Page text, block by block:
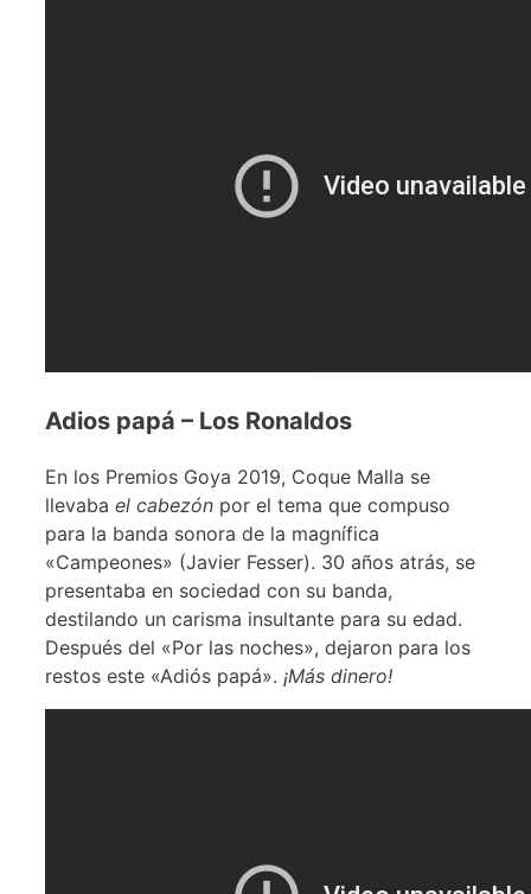
Adios papá – Los Ronaldos
En los Premios Goya 2019, Coque Malla se
llevaba el cabezón por el tema que compuso
para la banda sonora de la magnífica
«Campeones» (Javier Fesser). 30 años atrás, se
presentaba en sociedad con su banda,
destilando un carisma insultante para su edad.
Después del «Por las noches», dejaron para los
restos este «Adiós papá». ¡Más dinero!